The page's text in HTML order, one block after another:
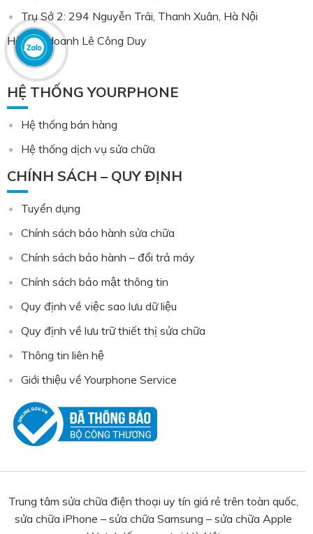
Trụ Sở 2: 294 Nguyễn Trãi, Thanh Xuân, Hà Nội
Hộ kinh doanh Lê Công Duy
HỆ THỐNG YOURPHONE
Hệ thống bán hàng
Hệ thống dịch vụ sửa chữa
CHÍNH SÁCH – QUY ĐỊNH
Tuyển dụng
Chính sách bảo hành sửa chữa
Chính sách bảo hành – đổi trả máy
Chính sách bảo mật thông tin
Quy định về việc sao lưu dữ liệu
Quy định về lưu trữ thiết thị sửa chữa
Thông tin liên hệ
Giới thiệu về Yourphone Service
Trung tâm sửa chữa điện thoại uy tín giá rẻ trên toàn quốc,
sửa chữa iPhone – sửa chữa Samsung – sửa chữa Apple